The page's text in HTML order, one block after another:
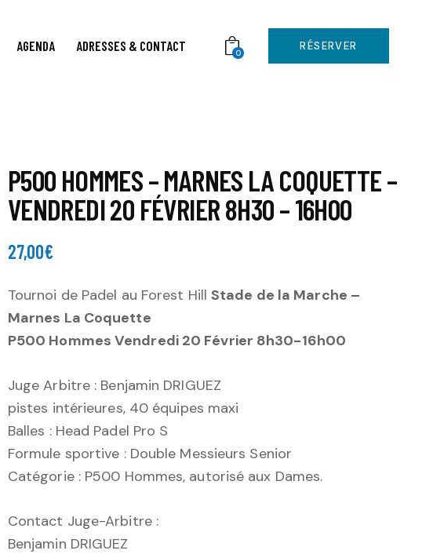
AGENDA ADRESSES & CONTACT 0
RÉSERVER
P500 HOMMES – MARNES LA COQUETTE –
VENDREDI 20 FÉVRIER 8H30 – 16H00
27,00€
Tournoi de Padel au Forest HillStade de la Marche –
Marnes La Coquette
P500 Hommes Vendredi 20 Février 8h30-16h00
Juge Arbitre : Benjamin DRIGUEZ
pistes intérieures, 40 équipes maxi
Balles : Head Padel Pro S
Formule sportive : Double Messieurs Senior
Catégorie : P500 Hommes, autorisé aux Dames.
Contact Juge-Arbitre :
Benjamin DRIGUEZ